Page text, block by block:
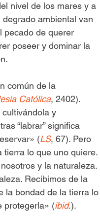
nivel de los mares y a
ambiental van
pecado de querer
poseer y dominar la
común de la
Católica, 2402).
y
“labrar” significa
(LS, 67). Pero
lo que uno quiere.
y la naturaleza.
Recibimos de la
la bondad de la tierra lo
protegerla» (ibid.).